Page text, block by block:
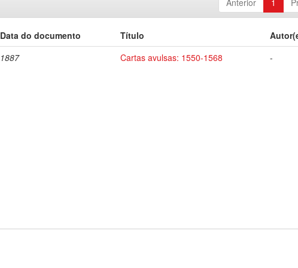
Anterior 1
Data do documento Título
1887
Cartas avulsas: 1550-1568 -